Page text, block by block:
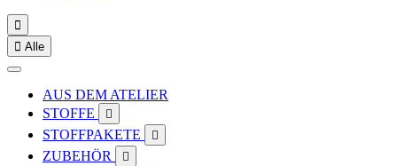

 Alle
AUS DEM ATELIER
STOFFE

STOFFPAKETE 
ZUBEHÖR 